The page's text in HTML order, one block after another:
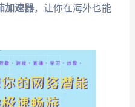
加速器，让你在海外也能